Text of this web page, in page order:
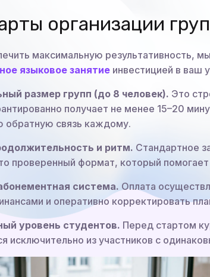
организации
максимальную результативность,
языковое занятие инвестицией в ваш
размер групп (до 8 человек). Это
получает не менее 15–20
обратную связь каждому.
и ритм. Стандартное
проверенный формат, который помогает
система. Оплата
и оперативно корректировать
уровень студентов. Перед стартом
исключительно из участников с